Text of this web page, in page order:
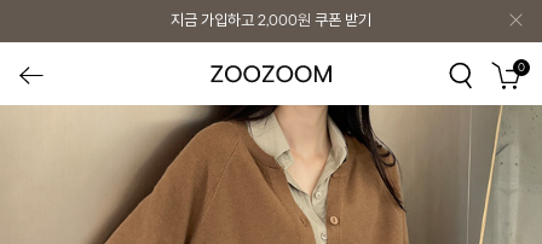
지금 가입하고 2,000원 쿠폰 받기
0